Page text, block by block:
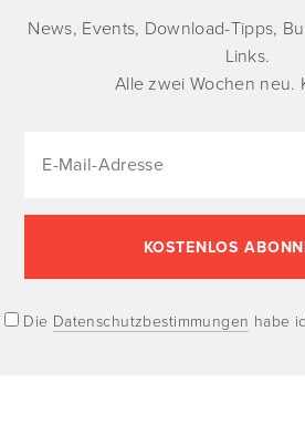
News, Events, Download-Tipps,
Links.
Alle zwei Wochen neu.
Die Datenschutzbestimmungen habe